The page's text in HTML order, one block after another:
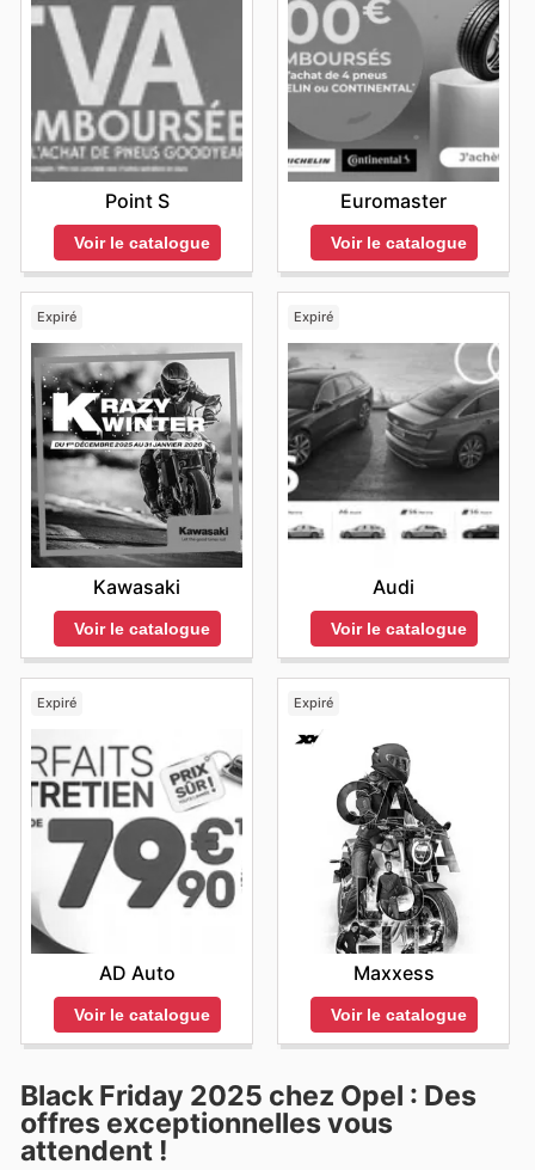
Point S
Voir le catalogue
Euromaster
Voir le catalogue
Expiré
Kawasaki
Voir le catalogue
Expiré
Audi
Voir le catalogue
Expiré
AD Auto
Voir le catalogue
Expiré
Maxxess
Voir le catalogue
Black Friday 2025 chez Opel : Des
offres exceptionnelles vous
attendent !